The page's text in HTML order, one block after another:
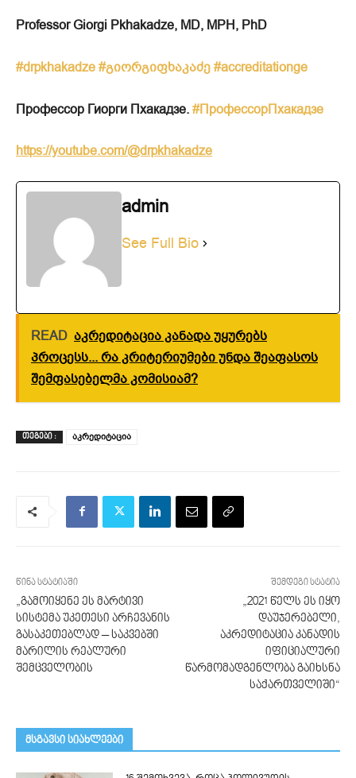
Professor Giorgi Pkhakadze, MD, MPH, PhD
#drpkhakadze#გიორგიფხაკაძე#accreditationge
Профессор Гиорги Пхакадзе.#ПрофессорПхакадзе
https://youtube.com/@drpkhakadze
admin
See Full Bio
READ აკრედიტაცია კანადა უყურებს
პროცესს... რა კრიტერიუმები უნდა შეაფასოს
შემფასებელმა კომისიამ?
ᲗᲔᲒᲔᲑᲘ : აკრედიტაცია
წინა სტატიაში
„გამოიყენე ეს მარტივი
სისტემა უკეთესი არჩევანის
გასაკეთებლად – საკვებში
მარილის რეალური
შემცველობის
შემდეგი სტატია
„2021 წელს ეს იყო
დაუჯერებელი,
აკრედიტაცია კანადის
იფიციალური
წარმომადგენლობა გაიხსნა
საქართველიში“
მსგავსი სიახლეები